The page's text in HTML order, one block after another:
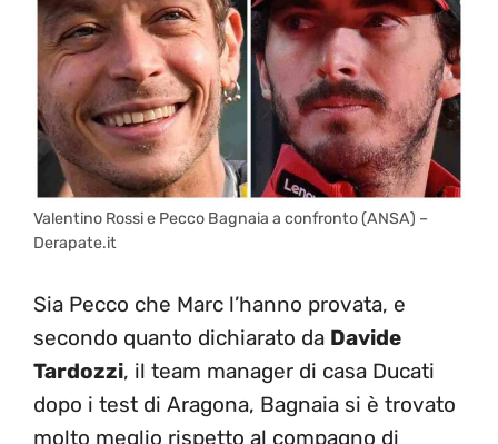
Valentino Rossi e Pecco Bagnaia a confronto (ANSA) –
Derapate.it
Sia Pecco che Marc l’hanno provata, e
secondo quanto dichiarato da Davide
Tardozzi, il team manager di casa Ducati
dopo i test di Aragona, Bagnaia si è trovato
molto meglio rispetto al compagno di